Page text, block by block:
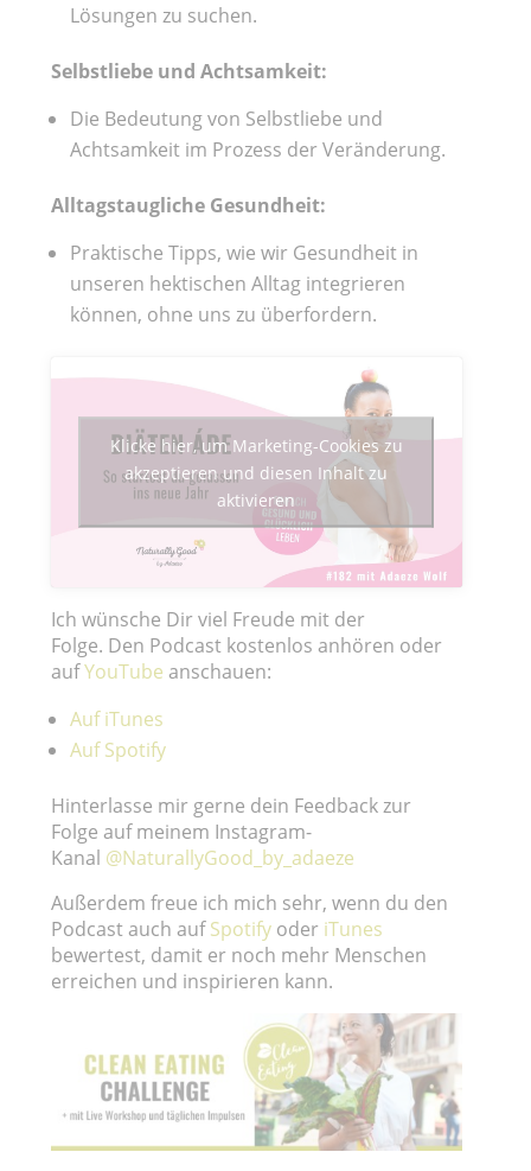
Lösungen zu suchen.
Selbstliebe und Achtsamkeit:
Die Bedeutung von Selbstliebe und
Achtsamkeit im Prozess der Veränderung.
Alltagstaugliche Gesundheit:
Praktische Tipps, wie wir Gesundheit in
unseren hektischen Alltag integrieren
können, ohne uns zu überfordern.
Klicke hier, um Marketing-Cookies zu
akzeptieren und diesen Inhalt zu
aktivieren
Ich wünsche Dir viel Freude mit der
Folge. Den Podcast kostenlos anhören oder
aufYouTube anschauen:
Auf iTunes
Auf Spotify
Hinterlasse mir gerne dein Feedback zur
Folge auf meinem Instagram-
Kanal @NaturallyGood_by_adaeze
Außerdem freue ich mich sehr, wenn du den
Podcast auch aufSpotify oder iTunes
bewertest, damit er noch mehr Menschen
erreichen und inspirieren kann.